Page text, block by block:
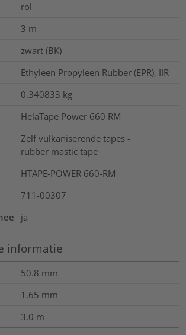
rol
3 m
zwart (BK)
Ethyleen Propyleen Rubber (EPR), IIR
0.340833 kg
HelaTape Power 660 RM
Zelf vulkaniserende tapes -
rubber mastic tape
HTAPE-POWER 660-RM
711-00307
ja
informatie
50.8 mm
1.65 mm
3.0 m